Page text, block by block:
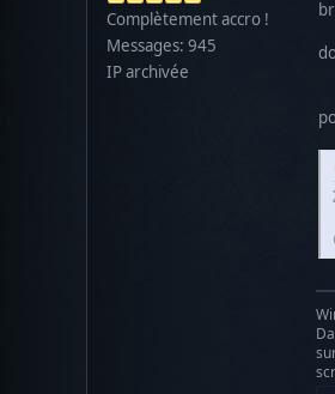
Complètement accro !
Messages: 945
IP archivée